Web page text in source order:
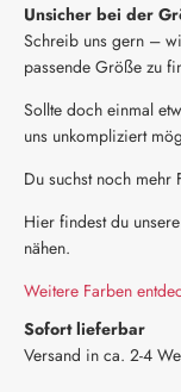
Unsicher bei der
Schreib uns gern –
passende Größe zu
Sollte doch einmal
uns unkompliziert
Du suchst noch mehr
Hier findest du
nähen.
Weitere Farben
Sofort lieferbar
Versand in ca. 2-4